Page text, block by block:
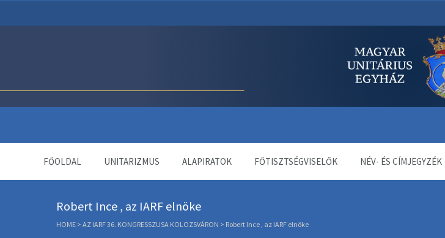
FŐOLDAL UNITARIZMUS ALAPIRATOK FŐTISZTSÉGVISELŐK NÉV- ÉS CÍMJEGYZÉK
Robert Ince , az IARF elnöke
HOME > AZ IARF 36. KONGRESSZUSA KOLOZSVÁRON > Robert Ince , az IARF elnöke